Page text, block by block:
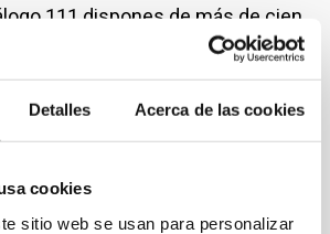
Detalles Acerca de las cookies
cookies
sitio web se usan para personalizar
111 dispones de más de cien
para escoger. Regístrate para
y precios de todos los
modelos.
REGÍSTRATE